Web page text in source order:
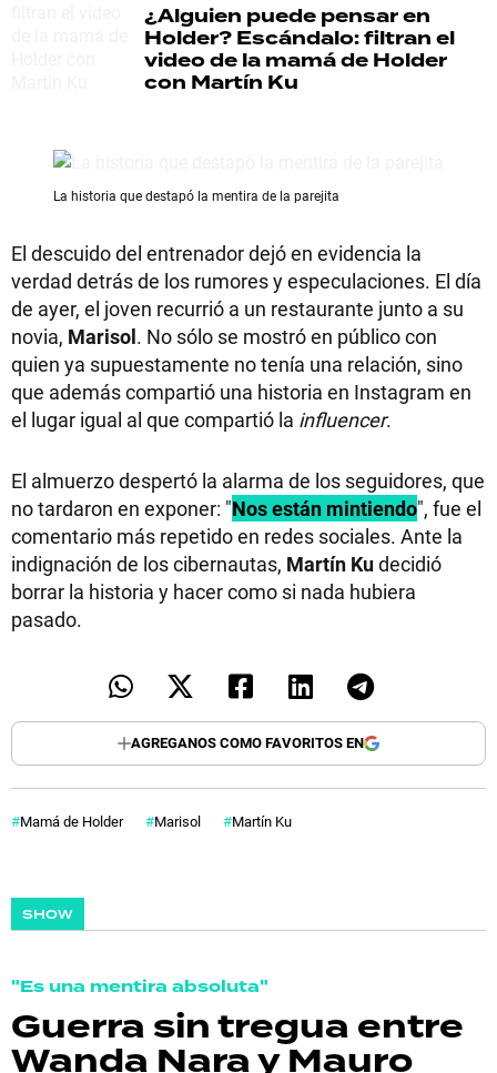
¿Alguien puede pensar en
Holder? Escándalo: filtran el
video de la mamá de Holder
con Martín Ku
La historia que destapó la mentira de la parejita
El descuido del entrenador dejó en evidencia la
verdad detrás de los rumores y especulaciones. El día
de ayer, el joven recurrió a un restaurante junto a su
novia, Marisol. No sólo se mostró en público con
quien ya supuestamente no tenía una relación, sino
que además compartió una historia en Instagram en
el lugar igual al que compartió la influencer.
El almuerzo despertó la alarma de los seguidores, que
no tardaron en exponer: "Nos están mintiendo", fue el
comentario más repetido en redes sociales. Ante la
indignación de los cibernautas, Martín Kudecidió
borrar la historia y hacer como si nada hubiera
pasado.
AGREGANOS COMO FAVORITOS EN
Mamá de Holder Marisol Martín Ku
SHOW
"Es una mentira absoluta"
Guerra sin tregua entre
Wanda Nara y Mauro